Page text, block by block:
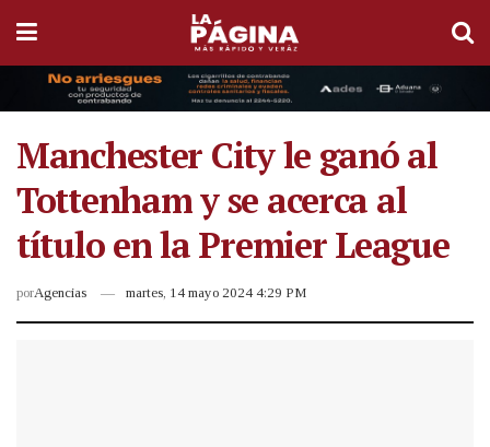
Manchester City le ganó al
Tottenham y se acerca al
título en la Premier League
porAgencias martes, 14 mayo 2024 4:29 PM